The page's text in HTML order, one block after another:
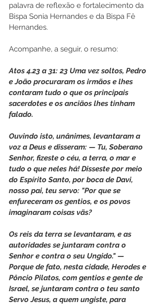
palavra de reflexão e fortalecimento da
Bispa Sonia Hernandes e da Bispa Fê
Hernandes.
Acompanhe, a seguir, o resumo:
Atos 4.23 a 31: 23 Uma vez soltos, Pedro
e João procuraram os irmãos e lhes
contaram tudo o que os principais
sacerdotes e os anciãos lhes tinham
falado.
Ouvindo isto, unânimes, levantaram a
voz a Deus e disseram: — Tu, Soberano
Senhor, fizeste o céu, a terra, o mar e
tudo o que neles há! Disseste por meio
do Espírito Santo, por boca de Davi,
nosso pai, teu servo: "Por que se
enfureceram os gentios, e os povos
imaginaram coisas vãs?
Os reis da terra se levantaram, e as
autoridades se juntaram contra o
Senhor e contra o seu Ungido." —
Porque de fato, nesta cidade, Herodes e
Pôncio Pilatos, com gentios e gente de
Israel, se juntaram contra o teu santo
Servo Jesus, a quem ungiste, para